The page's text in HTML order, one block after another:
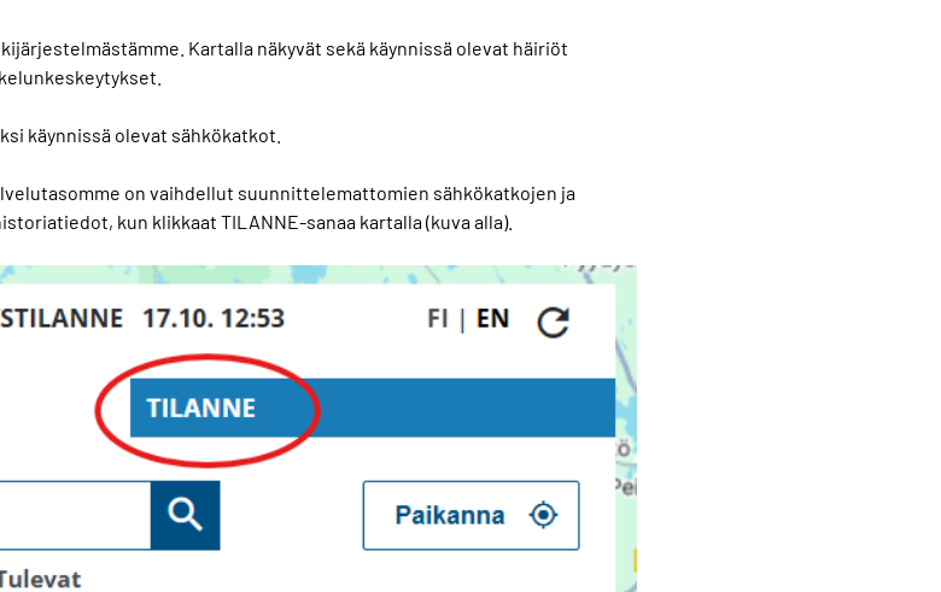
Kartalla näkyvät sekä käynnissä olevat häiriöt
käynnissä olevat sähkökatkot.
on vaihdellut suunnittelemattomien sähkökatkojen ja
kun klikkaat TILANNE-sanaa kartalla (kuva alla).